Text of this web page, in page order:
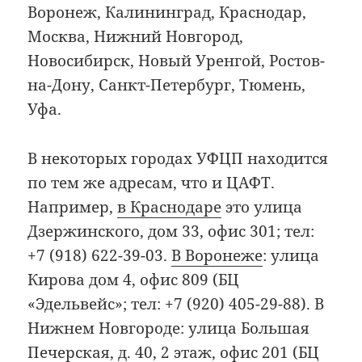
Воронеж, Калининград, Краснодар,
Москва, Нижний Новгород,
Новосибирск, Новый Уренгой, Ростов-
на-Дону, Санкт-Петербург, Тюмень,
Уфа.
В некоторых городах УФЦП находится
по тем же адресам, что и ЦАФТ.
Например,в Краснодареэто улица
Дзержинского, дом 33, офис 301; тел:
+7 (918) 622-39-03.В Воронеже: улица
Кирова дом 4, офис 809 (БЦ
«Эдельвейс»; тел: +7 (920) 405-29-88). В
Нижнем Новгороде: улица Большая
Печерская, д. 40, 2 этаж, офис 201 (БЦ